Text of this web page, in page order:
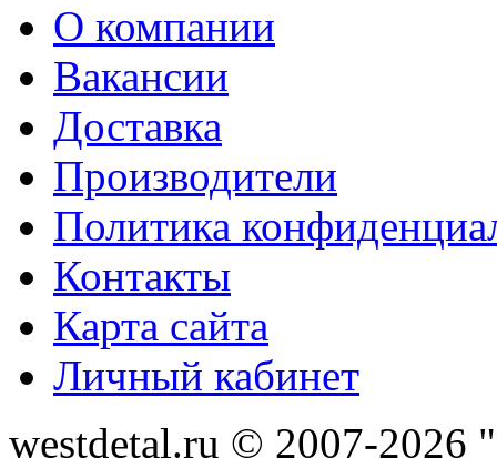
О компании
Вакансии
Доставка
Производители
Политика
Контакты
Карта сайта
Личный кабинет
westdetal.ru © 2007-2026